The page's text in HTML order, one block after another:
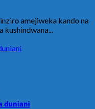
amejiweka kando na
duniani